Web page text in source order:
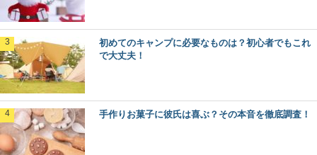
初めてのキャンプに必要なものは？初心者でもこれ
で大丈夫！
手作りお菓子に彼氏は喜ぶ？その本音を徹底調査！